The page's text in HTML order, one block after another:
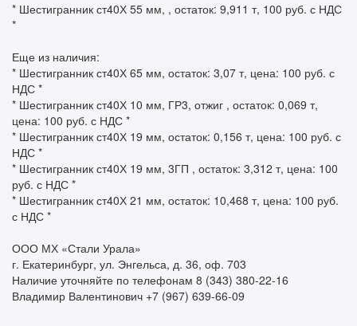
* Шестигранник ст40Х 55 мм, , остаток: 9,911 т, 100 руб. с НДС
*
Еще из наличия:
* Шестигранник ст40Х 65 мм, остаток: 3,07 т, цена: 100 руб. с
НДС *
* Шестигранник ст40Х 10 мм, ГР3, отжиг , остаток: 0,069 т,
цена: 100 руб. с НДС *
* Шестигранник ст40Х 19 мм, остаток: 0,156 т, цена: 100 руб. с
НДС *
* Шестигранник ст40Х 19 мм, 3ГП , остаток: 3,312 т, цена: 100
руб. с НДС *
* Шестигранник ст40Х 21 мм, остаток: 10,468 т, цена: 100 руб.
с НДС *
ООО МХ «Стали Урала»
г. Екатеринбург, ул. Энгельса, д. 36, оф. 703
Наличие уточняйте по телефонам 8 (343) 380-22-16
Владимир Валентинович +7 (967) 639-66-09